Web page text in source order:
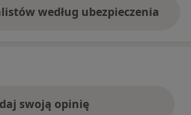
według ubezpieczenia
swoją opinię